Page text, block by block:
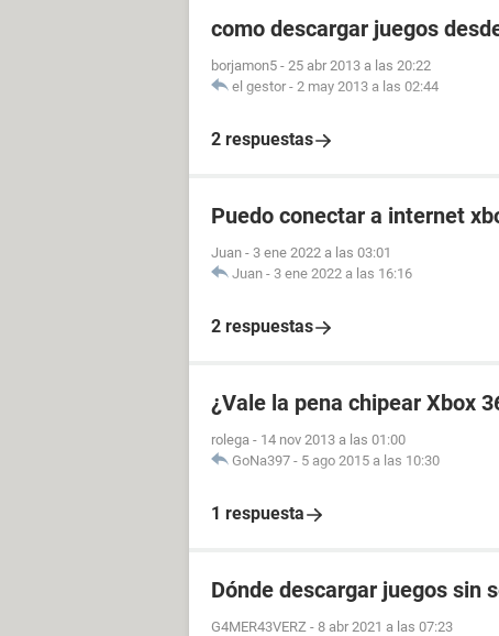
como descargar juegos
borjamon5 - 25 abr 2013 a las 20:22
el gestor - 2 may 2013 a las 02:44
2 respuestas
Puedo conectar a internet
Juan - 3 ene 2022 a las 03:01
Juan - 3 ene 2022 a las 16:16
2 respuestas
¿Vale la pena chipear Xbox
rolega - 14 nov 2013 a las 01:00
GoNa397 - 5 ago 2015 a las 10:30
1 respuesta
Dónde descargar juegos sin
G4MER43VERZ - 8 abr 2021 a las 07:23